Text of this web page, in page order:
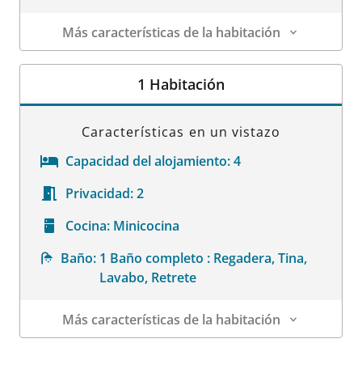
Más características de la habitación
Datos de la habitación
1 Habitación
Características en un vistazo
Capacidad del alojamiento:4
Privacidad:2
Cocina: Minicocina
Baño: 1 Baño completo : Regadera, Tina,
Lavabo, Retrete
Más características de la habitación